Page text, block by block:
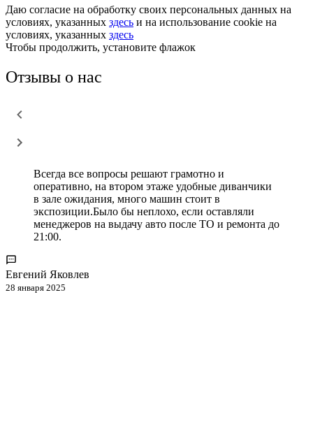
Даю согласие на обработку своих персональных данных на
условиях, указанных здесь и на использование cookie на
условиях, указанных здесь
Чтобы продолжить, установите флажок
Отзывы о нас
Всегда все вопросы решают грамотно и
оперативно, на втором этаже удобные диванчики
в зале ожидания, много машин стоит в
экспозиции.Было бы неплохо, если оставляли
менеджеров на выдачу авто после ТО и ремонта до
21:00.
Евгений Яковлев
28 января 2025